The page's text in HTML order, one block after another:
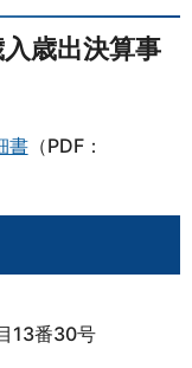
歳出決算事
書（PDF：
13番30号